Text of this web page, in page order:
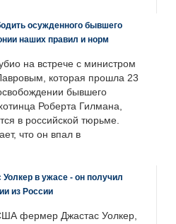
осужденного бывшего
наших правил и норм
на встрече с министром
которая прошла 23
бывшего
Роберта Гилмана,
в российской тюрьме.
что он впал в
в ужасе - он получил
из России
фермер Джастас Уолкер,